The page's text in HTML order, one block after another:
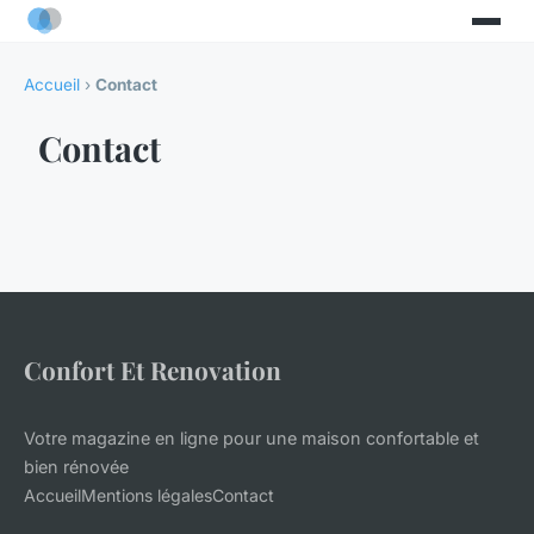
Accueil › Contact
Contact
Confort Et Renovation
Votre magazine en ligne pour une maison confortable et
bien rénovée
AccueilMentions légalesContact